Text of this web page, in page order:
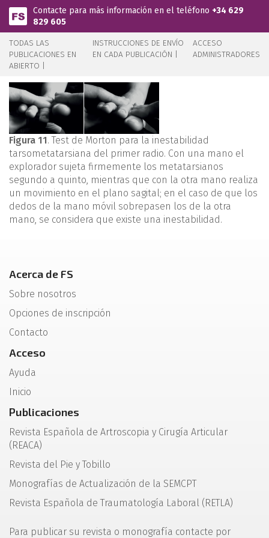
Pasar al contenido principal
Contacte para más información en el teléfono +34 629
829 605
TODAS LAS
PUBLICACIONES EN
ABIERTO |
INSTRUCCIONES DE ENVÍO
EN CADA PUBLICACIÓN |
ACCESO
ADMINISTRADORES
Figura 11. Test de Morton para la inestabilidad
tarsometatarsiana del primer radio. Con una mano el
explorador sujeta firmemente los metatarsianos
segundo a quinto, mientras que con la otra mano realiza
un movimiento en el plano sagital; en el caso de que los
dedos de la mano móvil sobrepasen los de la otra
mano, se considera que existe una inestabilidad.
Acerca de FS
Sobre nosotros
Opciones de inscripción
Contacto
Acceso
Ayuda
Inicio
Publicaciones
Revista Española de Artroscopia y Cirugía Articular
(REACA)
Revista del Pie y Tobillo
Monografías de Actualización de la SEMCPT
Revista Española de Traumatología Laboral (RETLA)
Para publicar su revista o monografía contacte por